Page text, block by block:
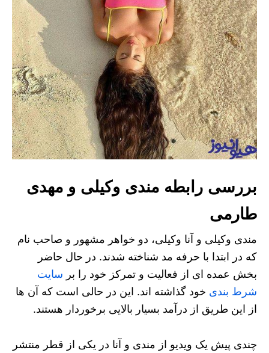
بررسی رابطه مندی وکیلی و مهدی
طارمی
مندی وکیلی و آنا وکیلی، دو خواهر مشهور و صاحب نام
که در ابتدا با حرفه مد شناخته شدند. در حال حاضر
بخش عمده ای از فعالیت و تمرکز خود را بر سایت
شرط بندی خود گذاشته اند. این در حالی است که آن ها
از این طریق از درآمد بسیار بالایی برخوردار هستند.
چندی پیش یک ویدیو از مندی و آنا در یکی از قطر منتشر